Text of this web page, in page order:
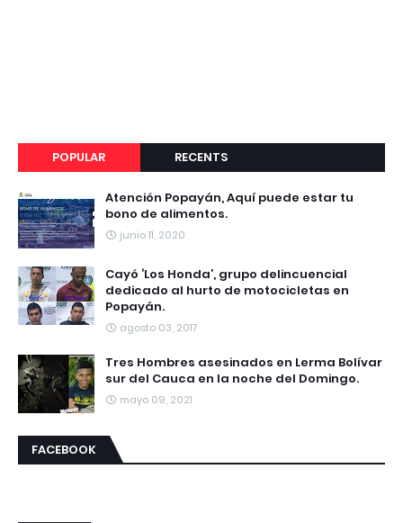
POPULAR RECENTS
Atención Popayán, Aquí puede estar tu
bono de alimentos.
junio 11, 2020
Cayó ‘Los Honda’, grupo delincuencial
dedicado al hurto de motocicletas en
Popayán.
agosto 03, 2017
Tres Hombres asesinados en Lerma Bolívar
sur del Cauca en la noche del Domingo.
mayo 09, 2021
FACEBOOK